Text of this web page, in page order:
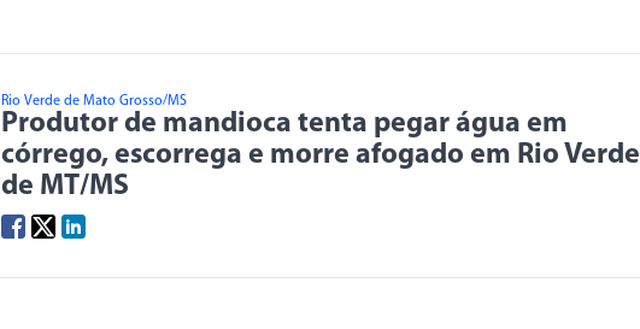
Rio Verde de Mato Grosso/MS
Produtor de mandioca tenta pegar água em
córrego, escorrega e morre afogado em Rio Verde
de MT/MS